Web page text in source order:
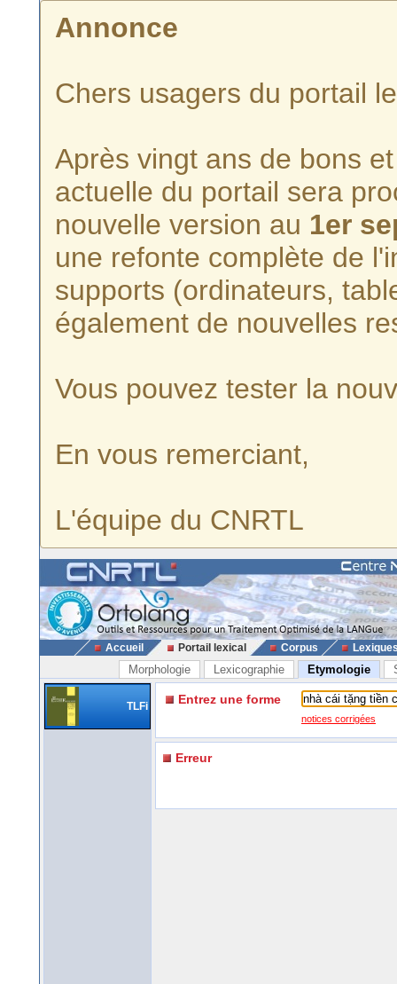
Annonce
Chers usagers du portail
Après vingt ans de bons
actuelle du portail sera
nouvelle version au 1er
une refonte complète de
supports (ordinateurs,
également de nouvelles
Vous pouvez tester la
En vous remerciant,
L'équipe du CNRTL
Accueil Portail lexical Corpus
Morphologie Lexicographie Etymologie
TLFi Entrez une forme
notices corrigées
Erreur